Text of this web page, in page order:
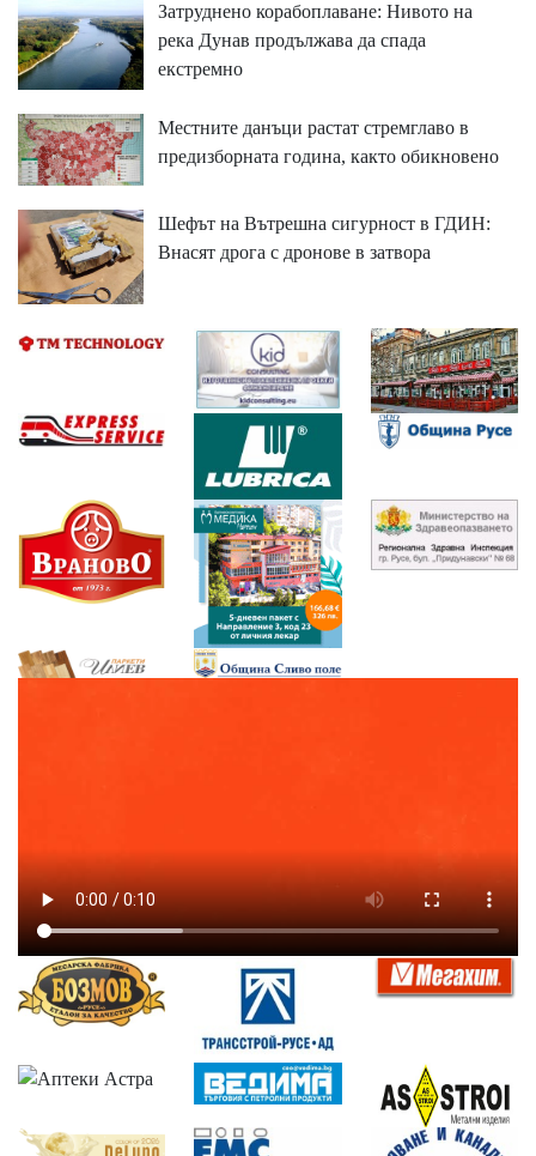
Затруднено корабоплаване: Нивото на
река Дунав продължава да спада
екстремно
Местните данъци растат стремглаво в
предизборната година, както обикновено
Шефът на Вътрешна сигурност в ГДИН:
Внасят дрога с дронове в затвора